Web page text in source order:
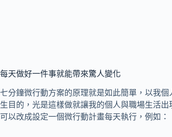
每天做好一件事就能帶來驚人變化
七分鐘微行動方案的原理就是如此簡單，以我
生目的，光是這樣做就讓我的個人與職場生活
可以改成設定一個微行動計畫每天執行，例如：